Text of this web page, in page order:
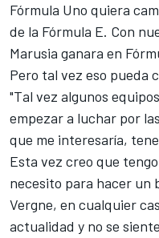
Fórmula Uno quiera
de la Fórmula E. Con
Marusia ganara en
Pero tal vez eso pueda
"Tal vez algunos
empezar a luchar por
que me interesaría,
Esta vez creo que
necesito para hacer un
Vergne, en cualquier
actualidad y no se